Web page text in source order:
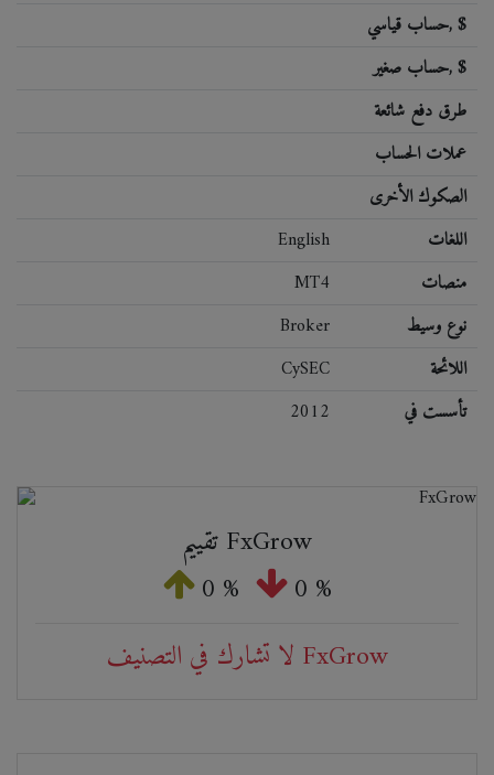
حساب قياسي, $
حساب صغير, $
طرق دفع شائعة
عملات الحساب
الصكوك الأخرى
English
اللغات
MT4
منصات
Broker
نوع وسيط
CySEC
اللائحة
2012
تأسست في
تقييم FxGrow
0 % 0 %
لا تشارك في التصنيف FxGrow